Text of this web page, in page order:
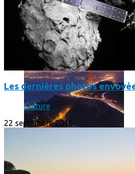
Faut-il encore emmener son bon
Les dernières photos
Culture
22 septembre 2016